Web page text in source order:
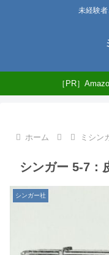
未経験
［PR］
ホーム ミシン
シンガー 5-7：
シンガー社